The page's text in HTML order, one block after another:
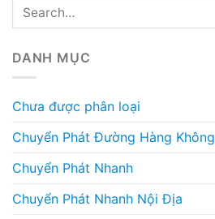
DANH MỤC
Chưa được phân loại
Chuyển Phát Đường Hàng Không
Chuyển Phát Nhanh
Chuyển Phát Nhanh Nội Địa